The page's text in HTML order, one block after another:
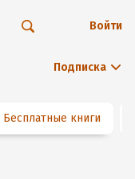
Подписка
Войти
Бесплатные книги